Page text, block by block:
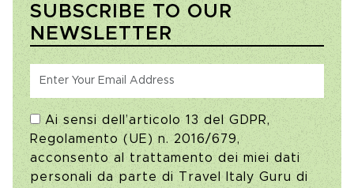
SUBSCRIBE TO OUR
NEWSLETTER
Ai sensi dell’articolo 13 del GDPR,
Regolamento (UE) n. 2016/679,
acconsento al trattamento dei miei dati
personali da parte di Travel Italy Guru di